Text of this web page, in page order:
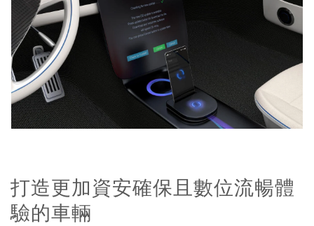
打造更加資安確保且數位流暢體
驗的車輛